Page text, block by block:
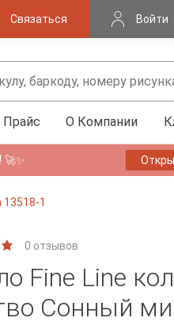
Связаться Войти
Прайс О Компании
🚀✨
1
0 отзывов
Fine Line
Сонный